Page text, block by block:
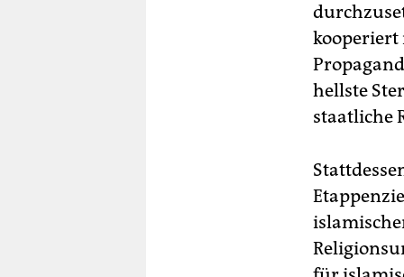
kooperiert
hellste
staatliche